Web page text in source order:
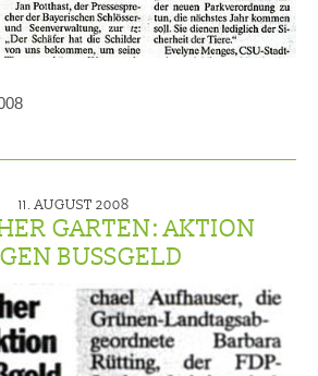
11. AUGUST 2008
GARTEN: AKTION
BUSSGELD